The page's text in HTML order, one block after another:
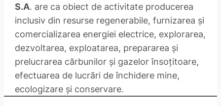
S.A. are ca obiect de activitate producerea
inclusiv din resurse regenerabile, furnizarea și
comercializarea energiei electrice, explorarea,
dezvoltarea, exploatarea, prepararea și
prelucrarea cărbunilor și gazelor însoțitoare,
efectuarea de lucrări de închidere mine,
ecologizare și conservare.